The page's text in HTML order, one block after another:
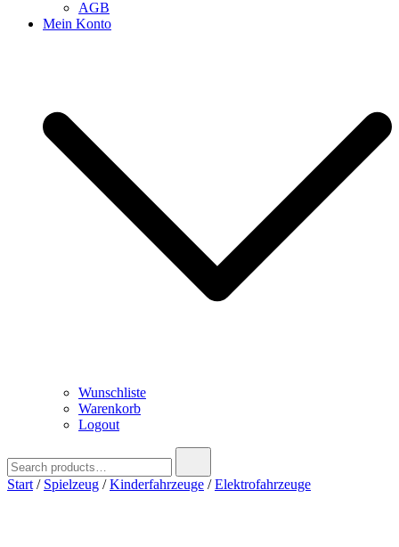
AGB
Mein Konto
Wunschliste
Warenkorb
Logout
for:
Start / Spielzeug /Kinderfahrzeuge /Elektrofahrzeuge